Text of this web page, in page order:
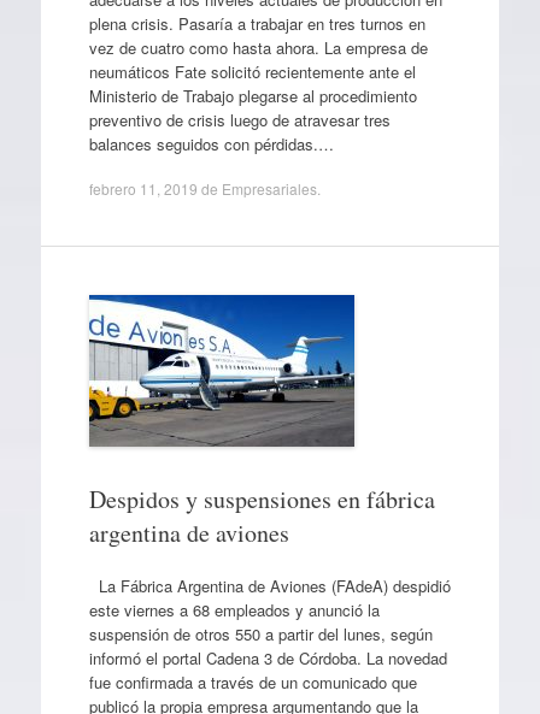
plena crisis. Pasaría a trabajar en tres turnos en
vez de cuatro como hasta ahora. La empresa de
neumáticos Fate solicitó recientemente ante el
Ministerio de Trabajo plegarse al procedimiento
preventivo de crisis luego de atravesar tres
balances seguidos con pérdidas.…
febrero 11, 2019 de Empresariales.
Despidos y suspensiones en fábrica
argentina de aviones
La Fábrica Argentina de Aviones (FAdeA) despidió
este viernes a 68 empleados y anunció la
suspensión de otros 550 a partir del lunes, según
informó el portal Cadena 3 de Córdoba. La novedad
fue confirmada a través de un comunicado que
publicó la propia empresa argumentando que la